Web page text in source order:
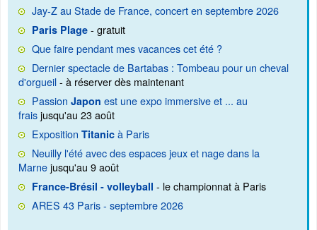
Jay-Z au Stade de France, concert en septembre 2026
Paris Plage - gratuit
Que faire pendant mes vacances cet été ?
Dernier spectacle de Bartabas : Tombeau pour un cheval
d'orgueil- à réserver dès maintenant
Passion Japon est une expo immersive et ... au
fraisjusqu'au 23 août
Exposition Titanic à Paris
Neuilly l'été avec des espaces jeux et nage dans la
Marnejusqu'au 9 août
France-Brésil - volleyball - le championnat à Paris
ARES 43 Paris - septembre 2026